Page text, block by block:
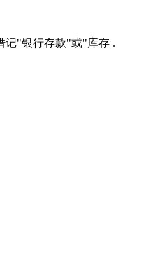
记"银行存款"或"库存 .